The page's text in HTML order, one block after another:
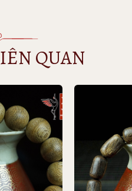
QUAN